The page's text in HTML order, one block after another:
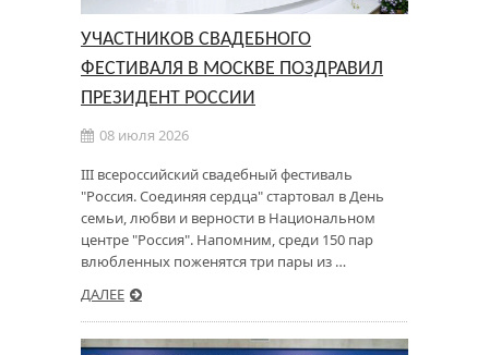
УЧАСТНИКОВ СВАДЕБНОГО
ФЕСТИВАЛЯ В МОСКВЕ ПОЗДРАВИЛ
ПРЕЗИДЕНТ РОССИИ
08 июля 2026
III всероссийский свадебный фестиваль
"Россия. Соединяя сердца" стартовал в День
семьи, любви и верности в Национальном
центре "Россия". Напомним, среди 150 пар
влюбленных поженятся три пары из …
ДАЛЕЕ